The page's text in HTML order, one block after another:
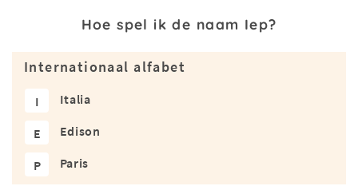
Hoe spel ik de naam Iep?
Internationaal alfabet
I Italia
E Edison
P Paris